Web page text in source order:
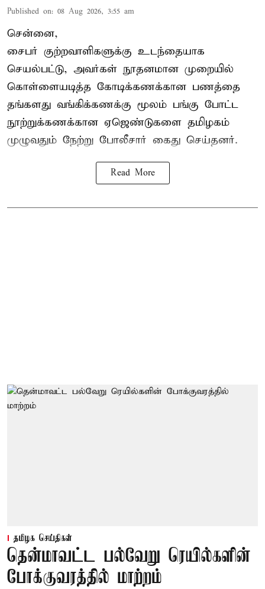
Published on: 08 Aug 2026, 3:55 am
சென்னை,
சைபர் குற்றவாளிகளுக்கு உடந்தையாக
செயல்பட்டு, அவர்கள் நூதனமான முறையில்
கொள்ளையடித்த கோடிக்கணக்கான பணத்தை
தங்களது வங்கிக்கணக்கு மூலம் பங்கு போட்ட
நூற்றுக்கணக்கான ஏஜெண்டுகளை தமிழகம்
முழுவதும் நேற்று போலீசார் கைது செய்தனர்.
Read More
தமிழக செய்திகள்
தென்மாவட்ட பல்வேறு ரெயில்களின்
போக்குவரத்தில் மாற்றம்